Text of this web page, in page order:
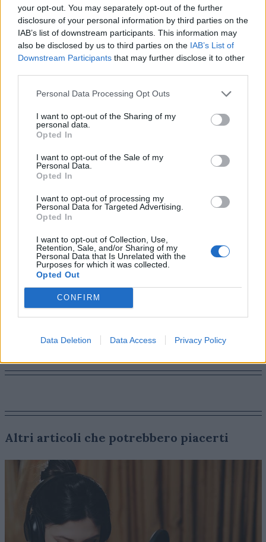
your opt-out. You may separately opt-out of the further
disclosure of your personal information by third parties on the
IAB’s list of downstream participants. This information may
also be disclosed by us to third parties on the IAB’s List of
Downstream Participants that may further disclose it to other
Personal Data Processing Opt Outs
I want to opt-out of the Sharing of my
personal data.
Opted In
I want to opt-out of the Sale of my
Personal Data.
Opted In
I want to opt-out of processing my
Personal Data for Targeted Advertising.
Opted In
I want to opt-out of Collection, Use,
Retention, Sale, and/or Sharing of my
Personal Data that Is Unrelated with the
Purposes for which it was collected.
Opted Out
CONFIRM
Data Deletion Data Access Privacy Policy
di ricerca per trovare l’auto più adatta ad ogni
consumatore. A partire da domenica 22 settembre, la
campagna è attiva in TV (su Canale 5, Italia1, Tv8,
DMAX, Focus e Motortrend) fino al 2 di novembre, ma
farà parte di un media mix che coinvolge anche
stampa, digital, social, campagne SEM e ASO, e
un’utenza compresa tra i 25 e i 54 anni, di sesso
maschile, e si accosta ai principali principali canali free
e paid dedicati al mondo dei motori e dello sport, con
formati premium in concomitanza delle più importanti
manifestazioni sportive come Gran Premio di Formula
1, Moto GP e Serie A di calcio. Mentre la pianificazione
digital e stampa coprirà le principali testate
automotive e speciali in target. Il budget non è stato
definito, ma al digital marketing ne è stato
assegnato il 40% del totale
importante dell’anno, che ha assorbito anche gli
investimenti del nostro solito flight primaverile»,
afferma Ianni.La creatività è interna
Wavemaker e la cdp è LUZ
INTERNET
Altri articoli che potrebbero piacerti